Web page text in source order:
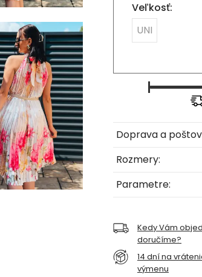
Veľkosť:
UNI
Doprava a
Rozmery:
Parametre:
Kedy Vám
doručíme?
14 dní na
výmenu